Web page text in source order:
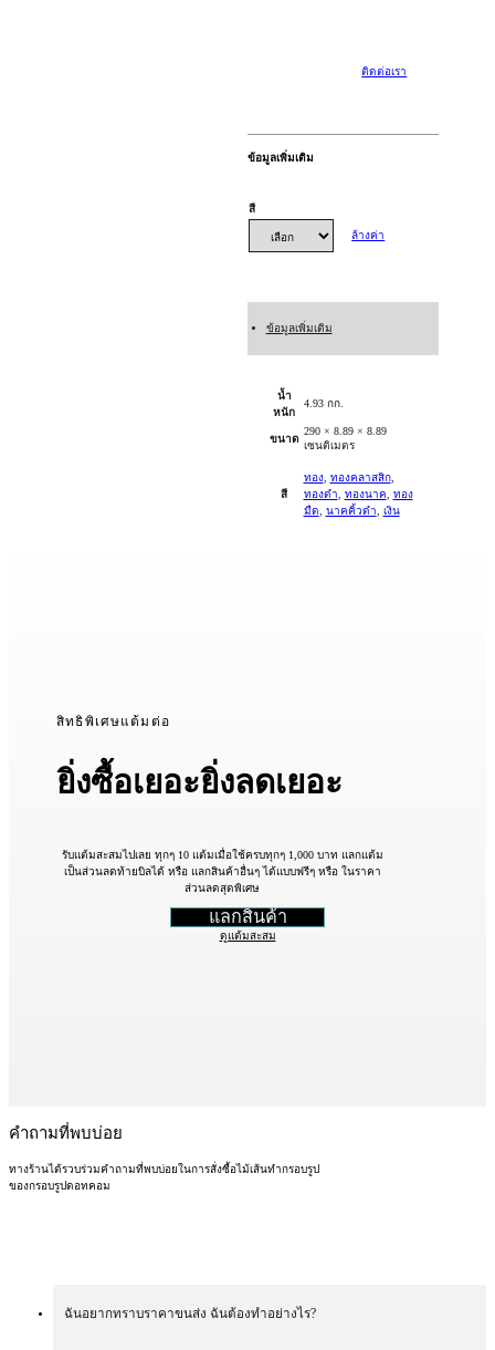
ติดต่อเรา
ข้อมูลเพิ่มเติม
สี
ล้างค่า
ข้อมูลเพิ่มเติม
น้ำ
หนัก
4.93 กก.
ขนาด
290 × 8.89 × 8.89
เซนติเมตร
สี
ทอง, ทองคลาสสิก,
ทองดำ, ทองนาค, ทอง
มืด, นาคคิ้วดำ, เงิน
ยิ่งซื้อเยอะยิ่งลดเยอะ
สิทธิพิเศษแต้มต่อ
รับแต้มสะสมไปเลย ทุกๆ 10 แต้มเมื่อใช้ครบทุกๆ 1,000 บาท แลกแต้ม
เป็นส่วนลดท้ายบิลได้ หรือ แลกสินค้าอื่นๆ ได้แบบฟรีๆ หรือ ในราคา
ส่วนลดสุดพิเศษ
แลกสินค้า
ดูแต้มสะสม
คำถามที่พบบ่อย
ทางร้านได้รวบร่วมคำถามที่พบบ่อยในการสั่งซื้อไม้เส้นทำกรอบรูป
ของกรอบรูปดอทคอม
ฉันอยากทราบราคาขนส่ง ฉันต้องทำอย่างไร?